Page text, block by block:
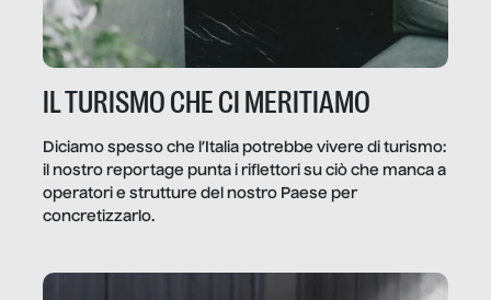
IL TURISMO CHE CI MERITIAMO
Diciamo spesso che l’Italia potrebbe vivere di turismo:
il nostro reportage punta i riflettori su ciò che manca a
operatori e strutture del nostro Paese per
concretizzarlo.